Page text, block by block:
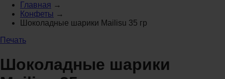
Главная →
Конфеты →
Шоколадные шарики Mailisu 35 гр
Печать
Шоколадные шарики